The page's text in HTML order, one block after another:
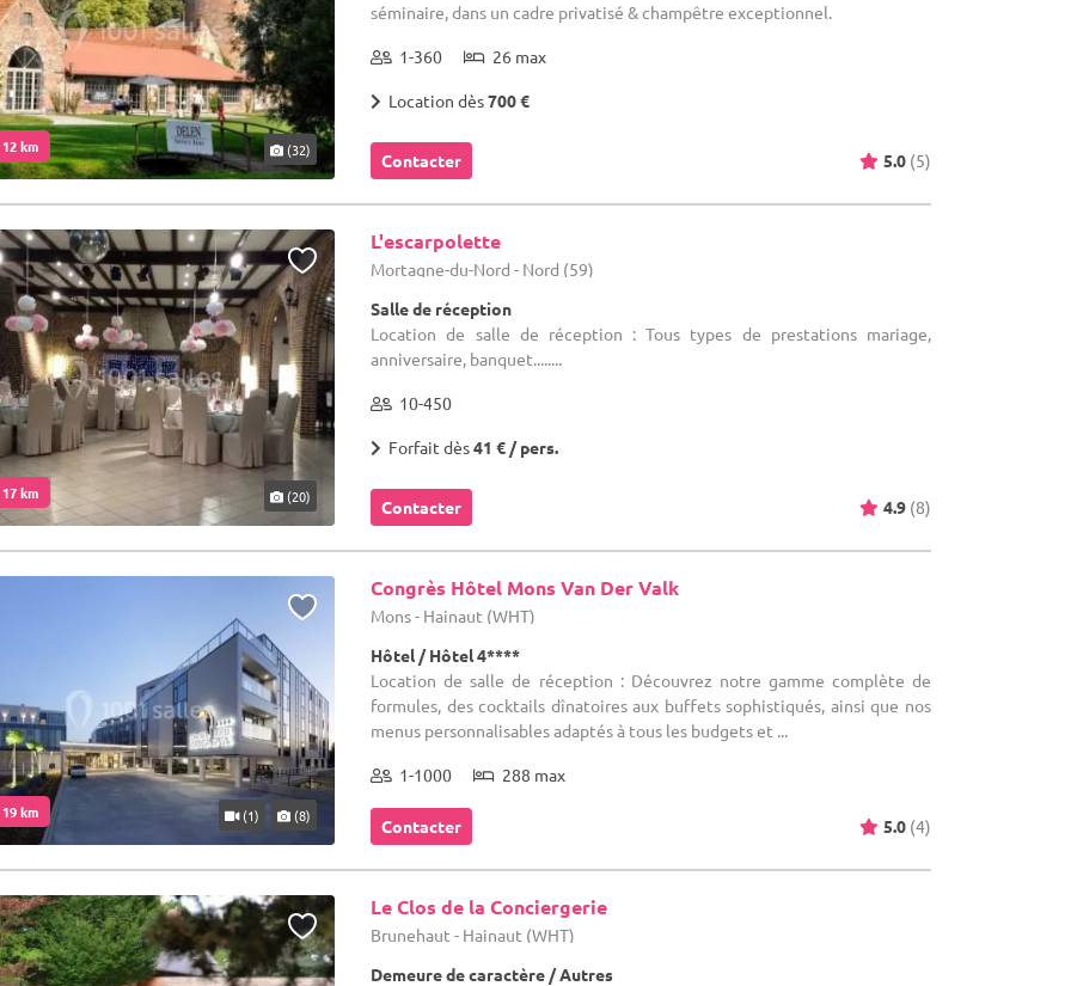
km (32)
séminaire, dans un cadre privatisé & champêtre exceptionnel.
1-360 26 max
Location dès700 €
Contacter 5.0 (5)
km (20)
L'escarpolette
Mortagne-du-Nord - Nord (59)
Salle de réception
Location de salle de réception : Tous types de prestations mariage,
anniversaire, banquet........
10-450
Forfait dès41 € / pers.
Contacter 4.9 (8)
km (1) (8)
Congrès Hôtel Mons Van Der Valk
Mons - Hainaut (WHT)
Hôtel / Hôtel 4****
Location de salle de réception : Découvrez notre gamme complète de
formules, des cocktails dînatoires aux buffets sophistiqués, ainsi que nos
menus personnalisables adaptés à tous les budgets et ...
1-1000 288 max
Contacter 5.0 (4)
Le Clos de la Conciergerie
Brunehaut - Hainaut (WHT)
Demeure de caractère / Autres